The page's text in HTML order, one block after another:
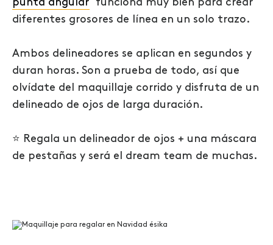
punta angular
funciona muy bien para crear
diferentes grosores de línea en un solo trazo.
Ambos delineadores se aplican en segundos y
duran horas. Son a prueba de todo, así que
olvídate del maquillaje corrido y disfruta de un
delineado de ojos de larga duración.
⭐ Regala un delineador de ojos + una máscara
de pestañas y será el dream team de muchas.